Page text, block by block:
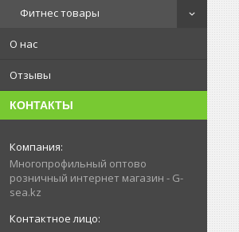
Фитнес товары
О нас
Отзывы
КОНТАКТЫ
Многопрофильный оптово
розничный интернет магазин - G-
sea.kz